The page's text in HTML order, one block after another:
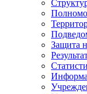
Защита